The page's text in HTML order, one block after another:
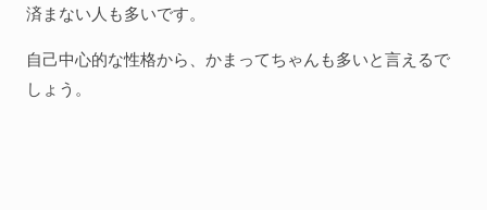
済まない人も多いです。
自己中心的な性格から、かまってちゃんも多いと言えるで
しょう。